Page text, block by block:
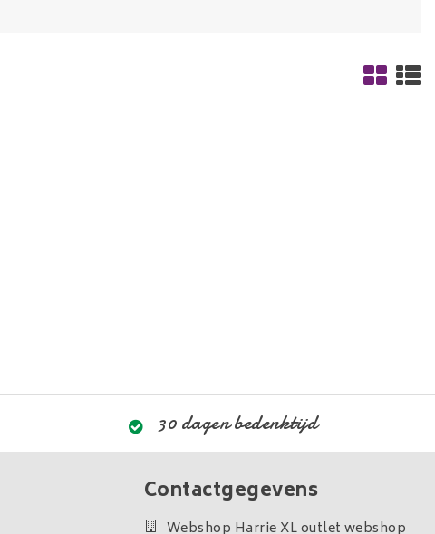
30 dagen bedenktijd
Contactgegevens
Webshop Harrie XL outlet webshop